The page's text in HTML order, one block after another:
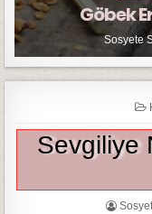
Göbek
Sosyete
Sevgiliye